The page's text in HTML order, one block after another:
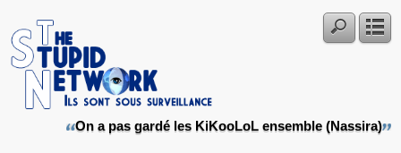
On a pas gardé les KiKooLoL ensemble (Nassira)